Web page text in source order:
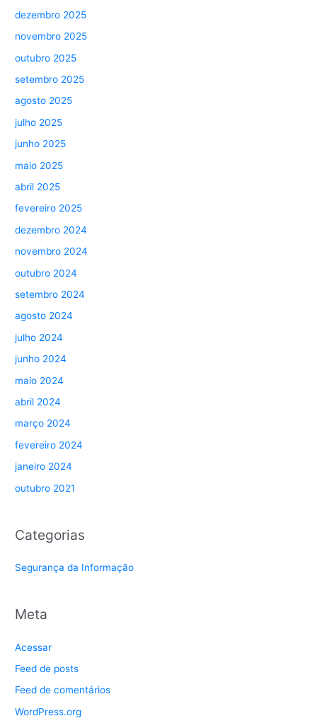
dezembro 2025
novembro 2025
outubro 2025
setembro 2025
agosto 2025
julho 2025
junho 2025
maio 2025
abril 2025
fevereiro 2025
dezembro 2024
novembro 2024
outubro 2024
setembro 2024
agosto 2024
julho 2024
junho 2024
maio 2024
abril 2024
março 2024
fevereiro 2024
janeiro 2024
outubro 2021
Categorias
Segurança da Informação
Meta
Acessar
Feed de posts
Feed de comentários
WordPress.org